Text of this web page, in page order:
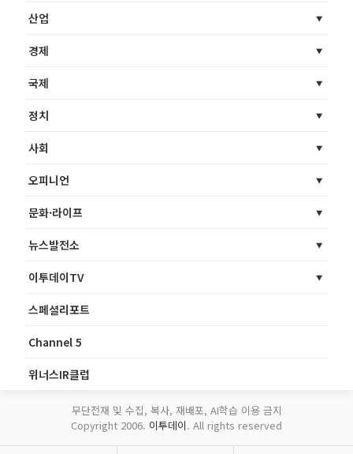
산업
경제
국제
정치
사회
오피니언
문화·라이프
뉴스발전소
이투데이TV
스페셜리포트
Channel 5
위너스IR클럽
무단전재 및 수집, 복사, 재배포, AI학습 이용 금지
Copyright 2006. 이투데이. All rights reserved